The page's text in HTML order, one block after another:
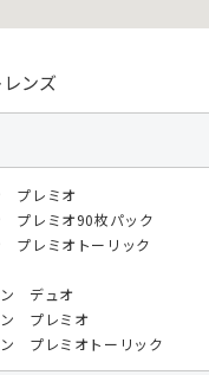
ンズ
プレミオ
プレミオ90枚パック
プレミオトーリック
ン デュオ
ン プレミオ
ン プレミオトーリック